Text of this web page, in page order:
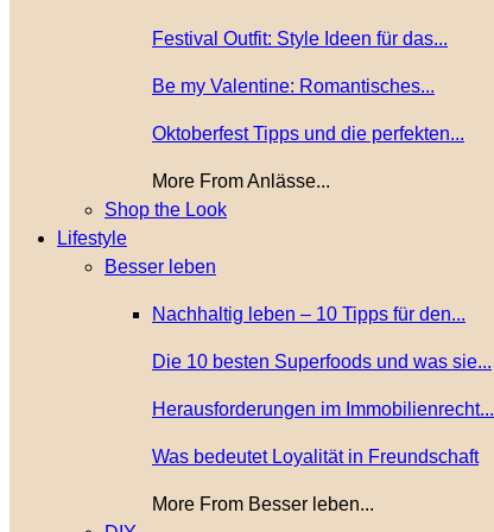
Festival Outfit: Style Ideen für das...
Be my Valentine: Romantisches...
Oktoberfest Tipps und die perfekten...
More From Anlässe...
Shop the Look
Lifestyle
Besser leben
Nachhaltig leben – 10 Tipps für den...
Die 10 besten Superfoods und was sie...
Herausforderungen im Immobilienrecht...
Was bedeutet Loyalität in Freundschaft
More From Besser leben...